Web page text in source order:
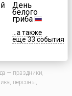
День
белого
гриба
...а также
еще 33 события
— праздники,
персоны,